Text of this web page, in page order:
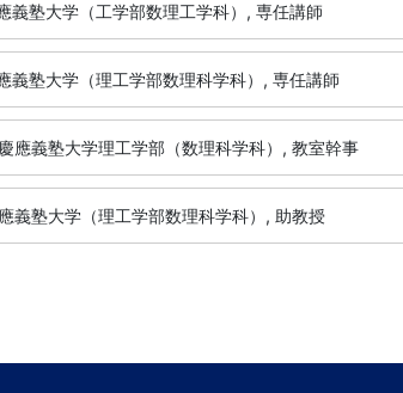
義塾大学（工学部数理工学科）, 専任講師
義塾大学（理工学部数理科学科）, 専任講師
應義塾大学理工学部（数理科学科）, 教室幹事
義塾大学（理工学部数理科学科）, 助教授